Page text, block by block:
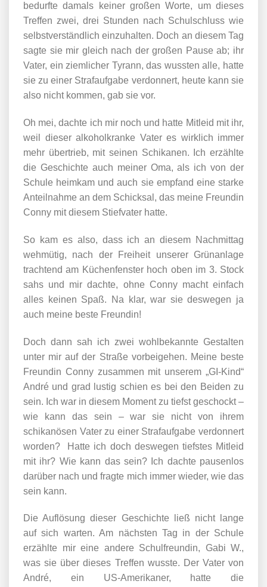
bedurfte damals keiner großen Worte, um dieses
Treffen zwei, drei Stunden nach Schulschluss wie
selbstverständlich einzuhalten. Doch an diesem Tag
sagte sie mir gleich nach der großen Pause ab; ihr
Vater, ein ziemlicher Tyrann, das wussten alle, hatte
sie zu einer Strafaufgabe verdonnert, heute kann sie
also nicht kommen, gab sie vor.
Oh mei, dachte ich mir noch und hatte Mitleid mit ihr,
weil dieser alkoholkranke Vater es wirklich immer
mehr übertrieb, mit seinen Schikanen. Ich erzählte
die Geschichte auch meiner Oma, als ich von der
Schule heimkam und auch sie empfand eine starke
Anteilnahme an dem Schicksal, das meine Freundin
Conny mit diesem Stiefvater hatte.
So kam es also, dass ich an diesem Nachmittag
wehmütig, nach der Freiheit unserer Grünanlage
trachtend am Küchenfenster hoch oben im 3. Stock
sahs und mir dachte, ohne Conny macht einfach
alles keinen Spaß. Na klar, war sie deswegen ja
auch meine beste Freundin!
Doch dann sah ich zwei wohlbekannte Gestalten
unter mir auf der Straße vorbeigehen. Meine beste
Freundin Conny zusammen mit unserem „GI-Kind“
André und grad lustig schien es bei den Beiden zu
sein. Ich war in diesem Moment zu tiefst geschockt –
wie kann das sein – war sie nicht von ihrem
schikanösen Vater zu einer Strafaufgabe verdonnert
worden? Hatte ich doch deswegen tiefstes Mitleid
mit ihr? Wie kann das sein? Ich dachte pausenlos
darüber nach und fragte mich immer wieder, wie das
sein kann.
Die Auflösung dieser Geschichte ließ nicht lange
auf sich warten. Am nächsten Tag in der Schule
erzählte mir eine andere Schulfreundin, Gabi W.,
was sie über dieses Treffen wusste. Der Vater von
André, ein US-Amerikaner, hatte die